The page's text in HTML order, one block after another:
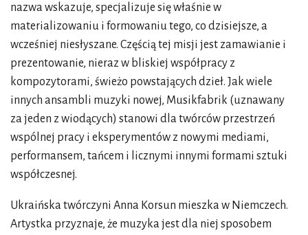
nazwa wskazuje, specjalizuje się właśnie w
materializowaniu i formowaniu tego, co dzisiejsze, a
wcześniej niesłyszane. Częścią tej misji jest zamawianie i
prezentowanie, nieraz w bliskiej współpracy z
kompozytorami, świeżo powstających dzieł. Jak wiele
innych ansambli muzyki nowej, Musikfabrik (uznawany
za jeden z wiodących) stanowi dla twórców przestrzeń
wspólnej pracy i eksperymentów z nowymi mediami,
performansem, tańcem i licznymi innymi formami sztuki
współczesnej.
Ukraińska twórczyni Anna Korsun mieszka w Niemczech.
Artystka przyznaje, że muzyka jest dla niej sposobem